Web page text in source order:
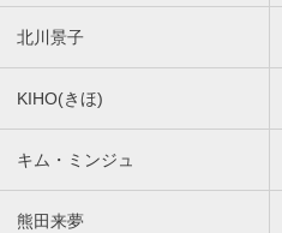
北川景子
KIHO(きほ)
キム・ミンジュ
熊田来夢